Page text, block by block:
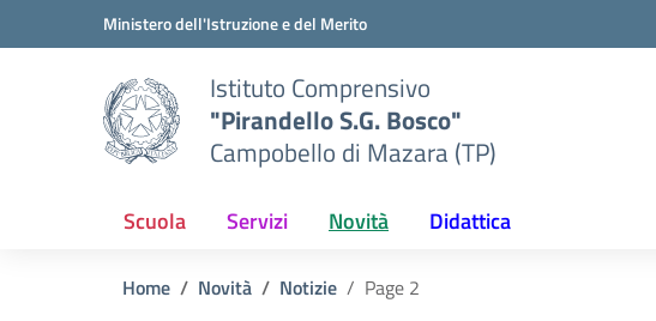
Vai ai contenuti
Vai al menu di navigazioneMinistero dell'Istruzione e del Merito
Istituto Comprensivo
"Pirandello S.G. Bosco"
Campobello di Mazara (TP)
Scuola Servizi Novità Didattica
Home Novità Notizie Page 2